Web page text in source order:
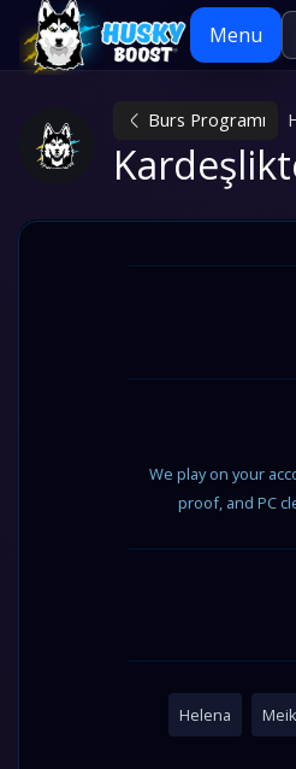
Menu
Skip
Burs Programı
We play on your
proof, and PC
Helena